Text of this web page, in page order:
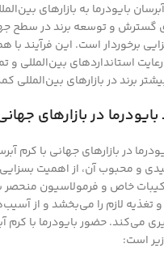
بایودرما به بازارهای
گسترش و توسعه برند در
برخوردار است. این فرآیند
استانداردهای بین‌المللی و
برند در بازارهای بین‌المللی
در بازارهای
در بازارهای جهانی با کرم
و محبوب آن، از اهمیت
خاص و فرمولاسیون منحصر
و تغذیه لازم را می‌بخشد و از
می‌کند. حضور بایودرما با کرم
است: